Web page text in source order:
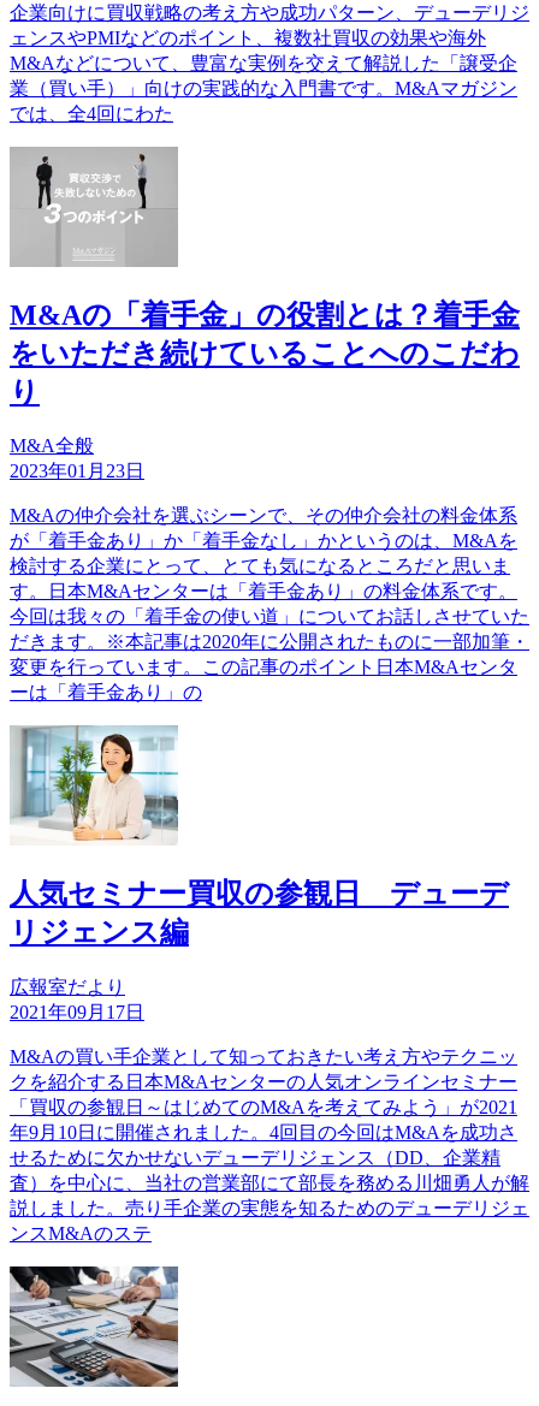
企業向けに買収戦略の考え方や成功パターン、デューデリジ
ェンスやPMIなどのポイント、複数社買収の効果や海外
M&Aなどについて、豊富な実例を交えて解説した「譲受企
業（買い手）」向けの実践的な入門書です。M&Aマガジン
では、全4回にわた
M&Aの「着手金」の役割とは？着手金
をいただき続けていることへのこだわ
り
M&A全般
2023年01月23日
M&Aの仲介会社を選ぶシーンで、その仲介会社の料金体系
が「着手金あり」か「着手金なし」かというのは、M&Aを
検討する企業にとって、とても気になるところだと思いま
す。日本M&Aセンターは「着手金あり」の料金体系です。
今回は我々の「着手金の使い道」についてお話しさせていた
だきます。※本記事は2020年に公開されたものに一部加筆・
変更を行っています。この記事のポイント日本M&Aセンタ
ーは「着手金あり」の
人気セミナー買収の参観日 デューデ
リジェンス編
広報室だより
2021年09月17日
M&Aの買い手企業として知っておきたい考え方やテクニッ
クを紹介する日本M&Aセンターの人気オンラインセミナー
「買収の参観日～はじめてのM&Aを考えてみよう」が2021
年9月10日に開催されました。4回目の今回はM&Aを成功さ
せるために欠かせないデューデリジェンス（DD、企業精
査）を中心に、当社の営業部にて部長を務める川畑勇人が解
説しました。売り手企業の実態を知るためのデューデリジェ
ンスM&Aのステ